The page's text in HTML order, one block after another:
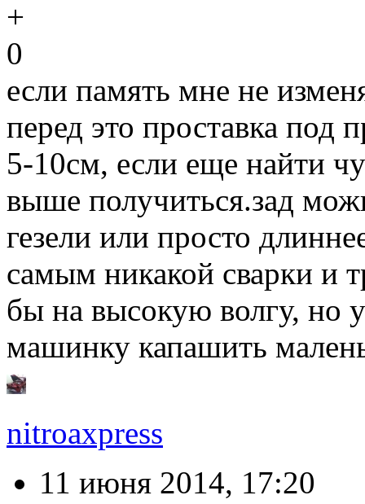
0
если память мне не
перед это проставка
5-10см, если еще найти
выше получиться.зад
гезели или просто
самым никакой сварки и
бы на высокую волгу, но
машинку капашить
nitroaxpress
11 июня 2014, 17:20